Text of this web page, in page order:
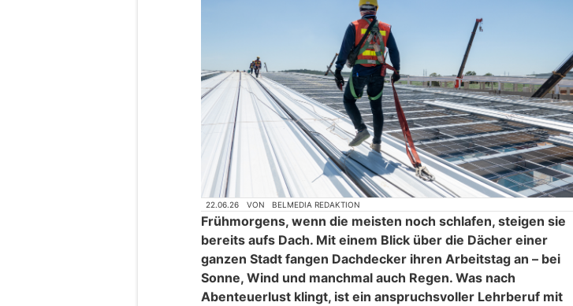
22.06.26 VON BELMEDIA REDAKTION
Frühmorgens, wenn die meisten noch schlafen, steigen sie
bereits aufs Dach. Mit einem Blick über die Dächer einer
ganzen Stadt fangen Dachdecker ihren Arbeitstag an – bei
Sonne, Wind und manchmal auch Regen. Was nach
Abenteuerlust klingt, ist ein anspruchsvoller Lehrberuf mit